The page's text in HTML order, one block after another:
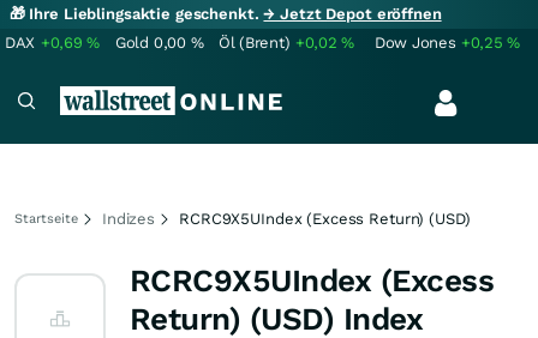
🎁 Ihre Lieblingsaktie geschenkt.→ Jetzt Depot eröffnen
DAX +0,69% Gold 0,00 % Öl (Brent) +0,02% Dow Jones +0,25%
Startseite Indizes RCRC9X5UIndex (Excess Return) (USD)
RCRC9X5UIndex (Excess
Return) (USD) Index